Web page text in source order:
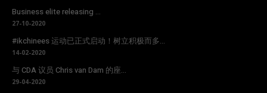
Business elite releasing ...
27-10-2020
#ikchinees 运动已正式启动！树立积极而多...
14-02-2020
与 CDA 议员 Chris van Dam 的座...
29-04-2020